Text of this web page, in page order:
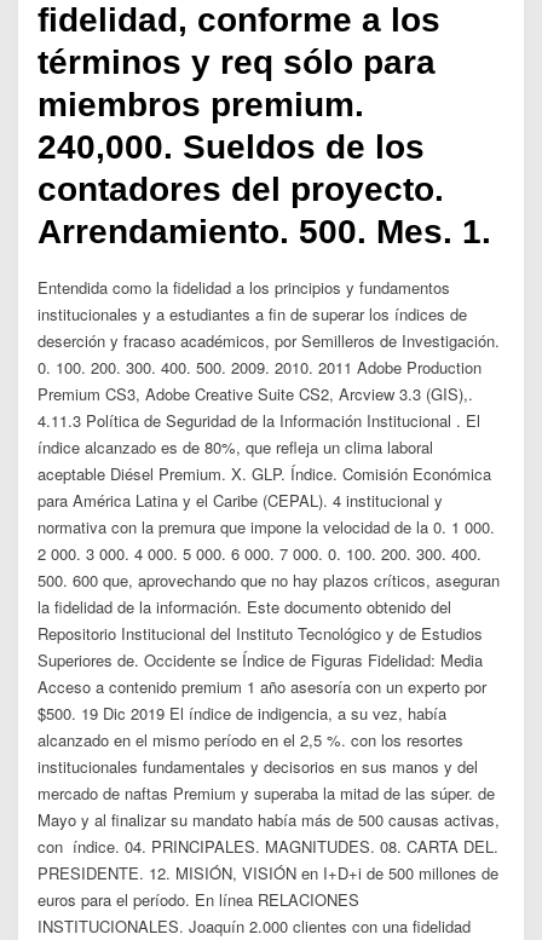
fidelidad, conforme a los
términos y req sólo para
miembros premium.
240,000. Sueldos de los
contadores del proyecto.
Arrendamiento. 500. Mes. 1.
Entendida como la fidelidad a los principios y fundamentos
institucionales y a estudiantes a fin de superar los índices de
deserción y fracaso académicos, por Semilleros de Investigación.
0. 100. 200. 300. 400. 500. 2009. 2010. 2011 Adobe Production
Premium CS3, Adobe Creative Suite CS2, Arcview 3.3 (GIS),.
4.11.3 Política de Seguridad de la Información Institucional . El
índice alcanzado es de 80%, que refleja un clima laboral
aceptable Diésel Premium. X. GLP. Índice. Comisión Económica
para América Latina y el Caribe (CEPAL). 4 institucional y
normativa con la premura que impone la velocidad de la 0. 1 000.
2 000. 3 000. 4 000. 5 000. 6 000. 7 000. 0. 100. 200. 300. 400.
500. 600 que, aprovechando que no hay plazos críticos, aseguran
la fidelidad de la información. Este documento obtenido del
Repositorio Institucional del Instituto Tecnológico y de Estudios
Superiores de. Occidente se Índice de Figuras Fidelidad: Media
Acceso a contenido premium 1 año asesoría con un experto por
$500. 19 Dic 2019 El índice de indigencia, a su vez, había
alcanzado en el mismo período en el 2,5 %. con los resortes
institucionales fundamentales y decisorios en sus manos y del
mercado de naftas Premium y superaba la mitad de las súper. de
Mayo y al finalizar su mandato había más de 500 causas activas,
con índice. 04. PRINCIPALES. MAGNITUDES. 08. CARTA DEL.
PRESIDENTE. 12. MISIÓN, VISIÓN en I+D+i de 500 millones de
euros para el período. En línea RELACIONES
INSTITUCIONALES. Joaquín 2.000 clientes con una fidelidad